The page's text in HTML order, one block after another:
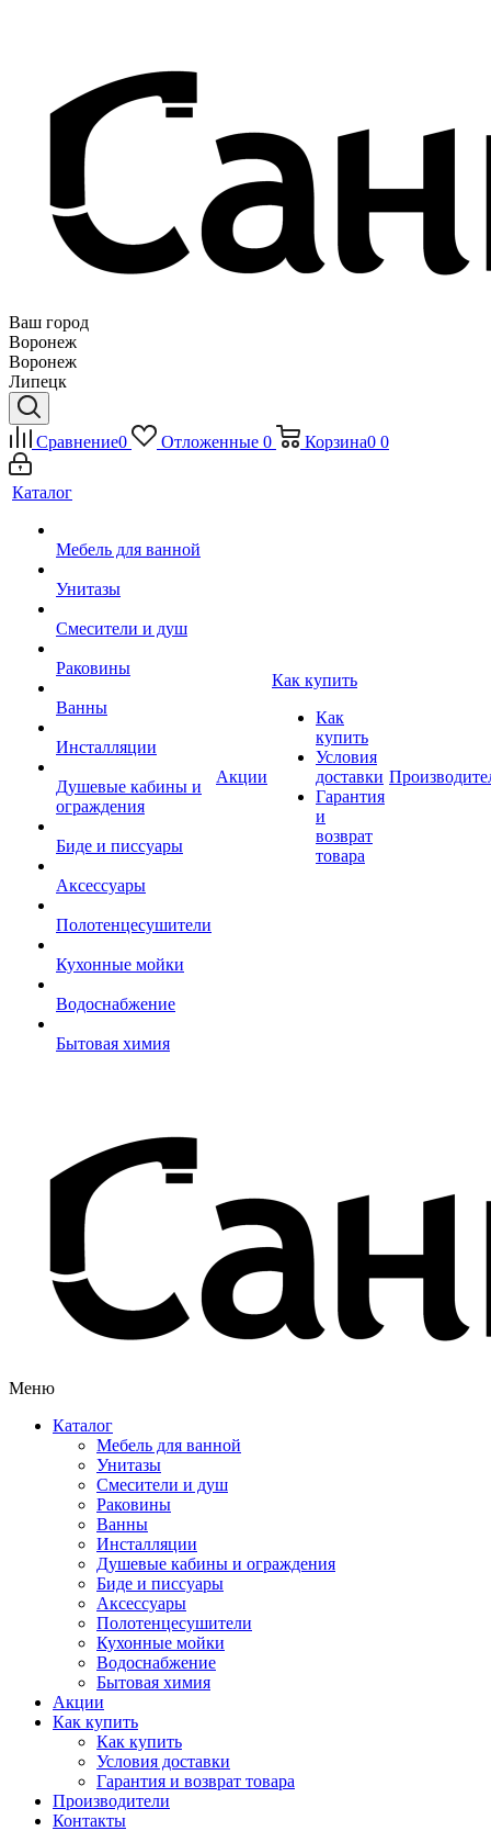
Ваш город
Воронеж
Воронеж
Липецк
Сравнение0 Отложенные 0 Корзина0 0
Каталог
Мебель для ванной
Унитазы
Смесители и душ
Раковины
Ванны
Инсталляции
Душевые кабины и
ограждения
Биде и писсуары
Аксессуары
Полотенцесушители
Кухонные мойки
Водоснабжение
Бытовая химия
Акции
Как купить
Как
купить
Условия
доставки
Гарантия
и
возврат
товара
Меню
Каталог
Мебель для ванной
Унитазы
Смесители и душ
Раковины
Ванны
Инсталляции
Душевые кабины и ограждения
Биде и писсуары
Аксессуары
Полотенцесушители
Кухонные мойки
Водоснабжение
Бытовая химия
Акции
Как купить
Как купить
Условия доставки
Гарантия и возврат товара
Производители
Контакты